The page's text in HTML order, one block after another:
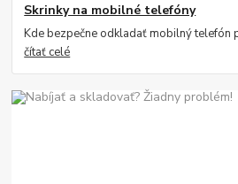
Skrinky na mobilné telefóny
Kde bezpečne odkladať mobilný telefón
čítať celé